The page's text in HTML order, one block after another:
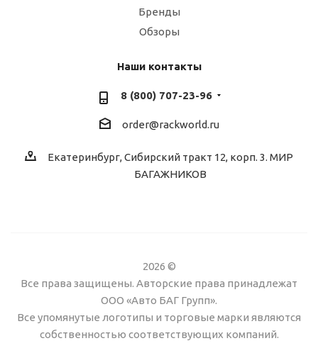
Бренды
Обзоры
Наши контакты
8 (800) 707-23-96
order@rackworld.ru
Екатеринбург, Сибирский тракт 12, корп. 3. МИР
БАГАЖНИКОВ
2026 ©
Все права защищены. Авторские права принадлежат
ООО «Авто БАГ Групп».
Все упомянутые логотипы и торговые марки являются
собственностью соответствующих компаний.